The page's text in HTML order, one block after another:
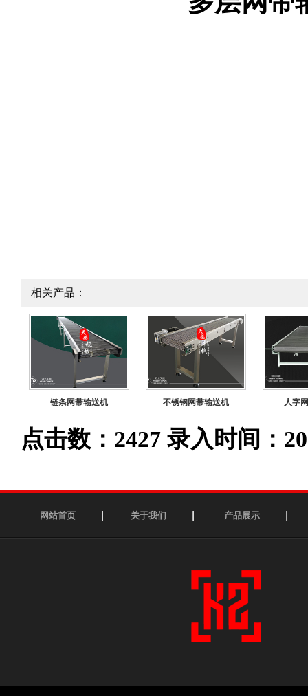
相关产品：
链条网带输送机 不锈钢网带输送机 人字
点击数：2427 录入时间：
网站首页 关于我们 产品展示